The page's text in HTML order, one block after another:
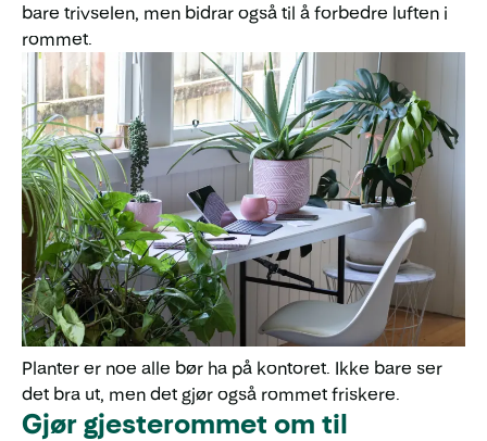
bare trivselen, men bidrar også til å forbedre luften i
rommet.
Planter er noe alle bør ha på kontoret. Ikke bare ser
det bra ut, men det gjør også rommet friskere.
Gjør gjesterommet om til